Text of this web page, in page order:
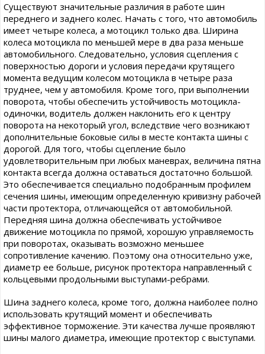
Существуют значительные различия в работе шин
переднего и заднего колес. Начать с того, что автомобиль
имеет четыре колеса, а мотоцикл только два. Ширина
колеса мотоцикла по меньшей мере в два раза меньше
автомобильного. Следовательно, условия сцепления с
поверхностью дороги и условия передачи крутящего
момента ведущим колесом мотоцикла в четыре раза
труднее, чем у автомобиля. Кроме того, при выполнении
поворота, чтобы обеспечить устойчивость мотоцикла-
одиночки, водитель должен наклонить его к центру
поворота на некоторый угол, вследствие чего возникают
дополнительные боковые силы в месте контакта шины с
дорогой. Для того, чтобы сцепление было
удовлетворительным при любых маневрах, величина пятна
контакта всегда должна оставаться достаточно большой.
Это обеспечивается специально подобранным профилем
сечения шины, имеющим определенную кривизну рабочей
части протектора, отличающейся от автомобильной.
Передняя шина должна обеспечивать устойчивое
движение мотоцикла по прямой, хорошую управляемость
при поворотах, оказывать возможно меньшее
сопротивление качению. Поэтому она относительно уже,
диаметр ее больше, рисунок протектора направленный с
кольцевыми продольными выступами-ребрами.
Шина заднего колеса, кроме того, должна наиболее полно
использовать крутящий момент и обеспечивать
эффективное торможение. Эти качества лучше проявляют
шины малого диаметра, имеющие протектор с выступами.